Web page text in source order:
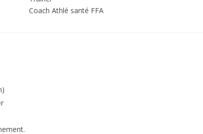
Coach Athlé santé FFA